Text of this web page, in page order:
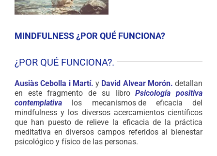
MINDFULNESS ¿POR QUÉ FUNCIONA?
¿POR QUÉ FUNCIONA?.
Ausiàs Cebolla i Martí. y David Alvear Morón. detallan
en este fragmento de su libroPsicología positiva
contemplativa los mecanismos. de eficacia del
mindfulness y los diversos acercamientos científicos
que han puesto de relieve la eficacia de la práctica
meditativa en diversos campos referidos al bienestar
psicológico y físico de las personas.